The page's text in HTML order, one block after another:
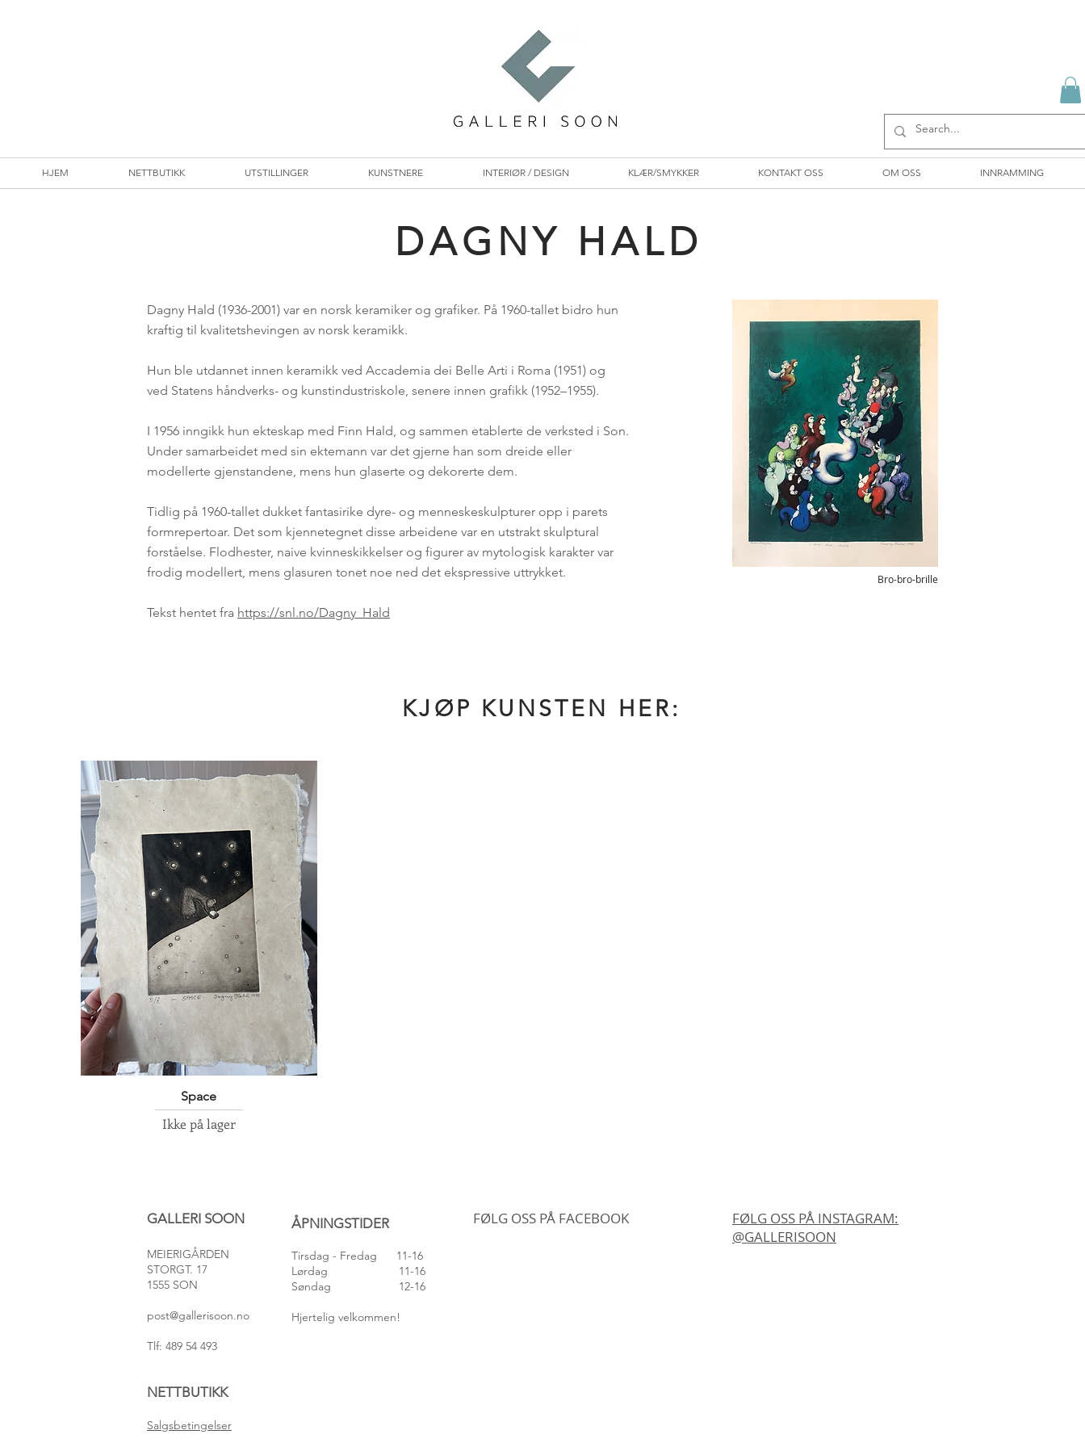
HJEM NETTBUTIKK UTSTILLINGER KUNSTNERE INTERIØR / DESIGN KLÆR/SMYKKER KONTAKT OSS OM OSS INNRAMMING
DAGNY HALD
Dagny Hald (1936-2001) var en norsk keramiker og grafiker. På 1960-tallet bidro hun
kraftig til kvalitetshevingen av norsk keramikk.
Hun ble utdannet innen keramikk ved Accademia dei Belle Arti i Roma (1951) og
ved Statens håndverks- og kunstindustriskole, senere innen grafikk (1952–1955).
I 1956 inngikk hun ekteskap med Finn Hald, og sammen etablerte de verksted i Son.
Under samarbeidet med sin ektemann var det gjerne han som dreide eller
modellerte gjenstandene, mens hun glaserte og dekorerte dem.
Tidlig på 1960-tallet dukket fantasirike dyre- og menneskeskulpturer opp i parets
formrepertoar. Det som kjennetegnet disse arbeidene var en utstrakt skulptural
forståelse. Flodhester, naive kvinneskikkelser og figurer av mytologisk karakter var
frodig modellert, mens glasuren tonet noe ned det ekspressive uttrykket.
Tekst hentet fra https://snl.no/Dagny_Hald
Bro-bro-brille
KJØP KUNSTEN HER:
Quick View
Space
Ikke på lager
GALLERI SOON
MEIERIGÅRDEN
STORGT. 17
1555 SON
post@gallerisoon.no
Tlf: 489 54 493
NETTBUTIKK
Salgsbetingelser
ÅPNINGSTIDER
Tirsdag - Fredag 11-16
Lørdag 11-16
Søndag 12-16
Hjertelig velkommen!
FØLG OSS PÅ FACEBOOK
FØLG OSS PÅ INSTAGRAM:
@GALLERISOON